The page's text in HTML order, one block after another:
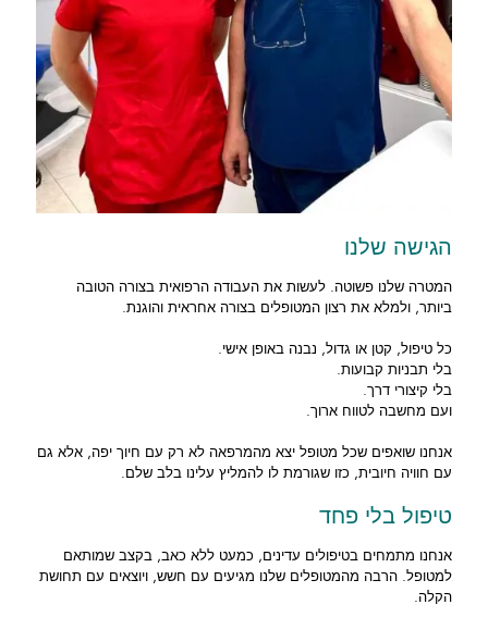
הגישה שלנו
המטרה שלנו פשוטה. לעשות את העבודה הרפואית בצורה הטובה
ביותר, ולמלא את רצון המטופלים בצורה אחראית והוגנת.
כל טיפול, קטן או גדול, נבנה באופן אישי.
בלי תבניות קבועות.
בלי קיצורי דרך.
ועם מחשבה לטווח ארוך.
אנחנו שואפים שכל מטופל יצא מהמרפאה לא רק עם חיוך יפה, אלא גם
עם חוויה חיובית, כזו שגורמת לו להמליץ עלינו בלב שלם.
טיפול בלי פחד
אנחנו מתמחים בטיפולים עדינים, כמעט ללא כאב, בקצב שמותאם
למטופל. הרבה מהמטופלים שלנו מגיעים עם חשש, ויוצאים עם תחושת
הקלה.